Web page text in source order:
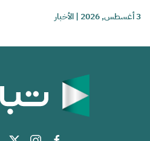
3 أغسطس, 2026 |الأخبار